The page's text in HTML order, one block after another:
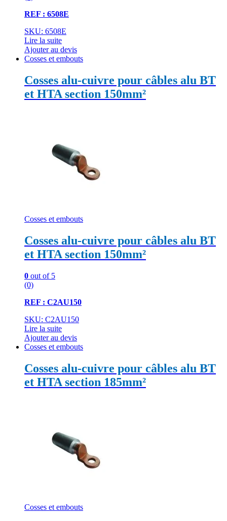
REF : 6508E
SKU: 6508E
Lire la suite
Ajouter au devis
Cosses et embouts
Cosses alu-cuivre pour câbles alu BT
et HTA section 150mm²
Cosses et embouts
Cosses alu-cuivre pour câbles alu BT
et HTA section 150mm²
0 out of 5
(0)
REF : C2AU150
SKU: C2AU150
Lire la suite
Ajouter au devis
Cosses et embouts
Cosses alu-cuivre pour câbles alu BT
et HTA section 185mm²
Cosses et embouts